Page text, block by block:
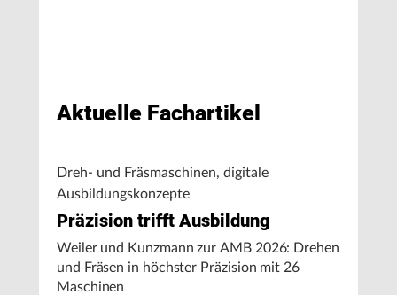
Aktuelle Fachartikel
Dreh- und Fräsmaschinen, digitale
Ausbildungskonzepte
Präzision trifft Ausbildung
Weiler und Kunzmann zur AMB 2026: Drehen
und Fräsen in höchster Präzision mit 26
Maschinen